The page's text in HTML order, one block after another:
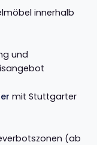
innerhalb
und
mit Stuttgarter
(ab